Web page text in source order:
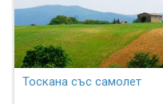
Тоскана със самолет